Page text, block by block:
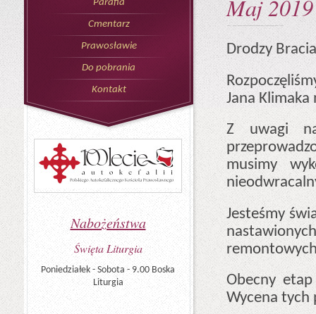
Parafia
Cmentarz
Prawosławie
Do pobrania
Kontakt
Nabożeństwa
Święta Liturgia
Poniedziałek - Sobota - 9.00 Boska
Liturgia
Maj 2019
Drodzy
Jana Klimaka
Z uwagi
musimy
Jesteśmy
Obecny
Wycena tych